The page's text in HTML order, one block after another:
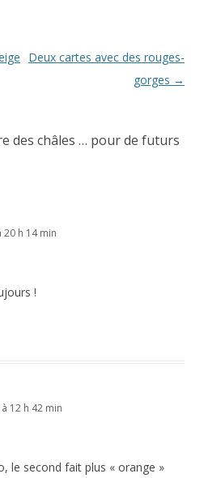
Deux cartes avec des rouges-
gorges →
des châles … pour de futurs
20 h 14 min
!
12 h 42 min
le second fait plus « orange »